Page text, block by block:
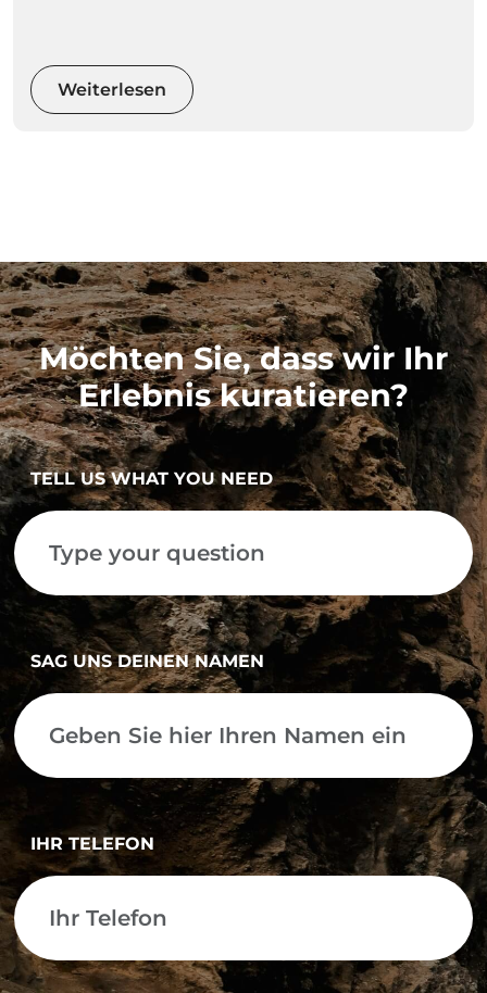
Weiterlesen
Möchten Sie, dass wir Ihr
Erlebnis kuratieren?
TELL US WHAT YOU NEED
SAG UNS DEINEN NAMEN
IHR TELEFON